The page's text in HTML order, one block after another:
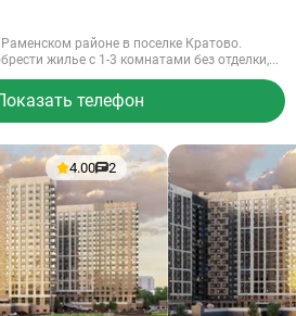
районе в поселке Кратово.
жилье с 1-3 комнатами без отделки,...
телефон
4.00 2